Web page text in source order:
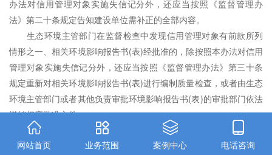
办法对信用管理对象实施失信记分外，还应当按照《监督管理办
法》第二十条规定告知建设单位需补正的全部内容。
生态环境主管部门在监督检查中发现信用管理对象有前款所列
情形之一、相关环境影响报告书(表)经批准的，除按照本办法对信用
管理对象实施失信记分外，还应当按照《监督管理办法》第三十条
规定重新对相关环境影响报告书(表)进行编制质量检查，或者由生态
环境主管部门或者其他负责审批环境影响报告书(表)的审批部门依法
撤销相应批准文件。
第十九条 信用管理对象名称或者姓名发生变更，统一社会信用
代码或者身份证件号码未发生变化的，信用平台按照同一信用管理

网站首页

业务范围

案例中心

电话咨询